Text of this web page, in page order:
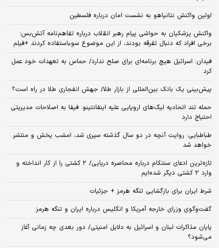
اولین واکنش نتانیاهو به نشست امان درباره فلسطین
واکنش پزشکیان به حواشی پیام رهبر انقلاب درباره تفاهم‌نامه آتش‌بس؛
برخی افراد که دنبال تفرقه بودند، از این موضوع سوءاستفاده کردند +فیلم
فیدان: اسرائیل هیچ برنامه‌ای برای صلح ندارد/ حماس به تعهدات خود عمل
کرد
پیش‌بینی یک بانک بین‌المللی از بازار طلا/ جهش انفجاری طلا در راه است؟
حمله تند اتحادیه لیگ‌های اروپایی علیه اینفانتینو: فیفا به اصلاحات مدیریتی
احتیاج دارد
طباطبایی: روایت آنچه در دو سال گذشته سپری شد، امشب پخش و منتشر
خواهد شد
تازه‌ترین ادعای سنتکام درباره محاصره دریایی/ ۲ کشتی را از کار انداخته و
وارد ۲ کشتی دیگر شده‌ایم
شرط ایران برای بازگشایی تنگه هرمز + جزئیات
گفت‌وگوی وزرای خارجه آمریکا و انگلیس درباره ایران و تنگه هرمز
پایان مذاکرات لبنان و اسرائیل به دلایل امنیتی/ دور بعدی چه زمانی آغاز
می‌شود؟